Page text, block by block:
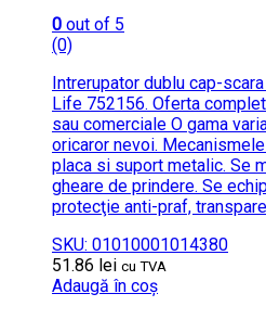
0 out of 5
(0)
Intrerupator dublu cap-
Life 752156. Oferta
sau comerciale O gama
oricaror nevoi.
placa si suport metalic. Se
gheare de prindere. Se
protecţie anti-praf,
SKU: 01010001014380
51.86 lei cu TVA
Adaugă în coș